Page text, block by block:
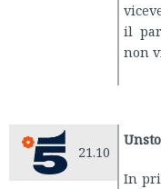
il
non
21.10
In